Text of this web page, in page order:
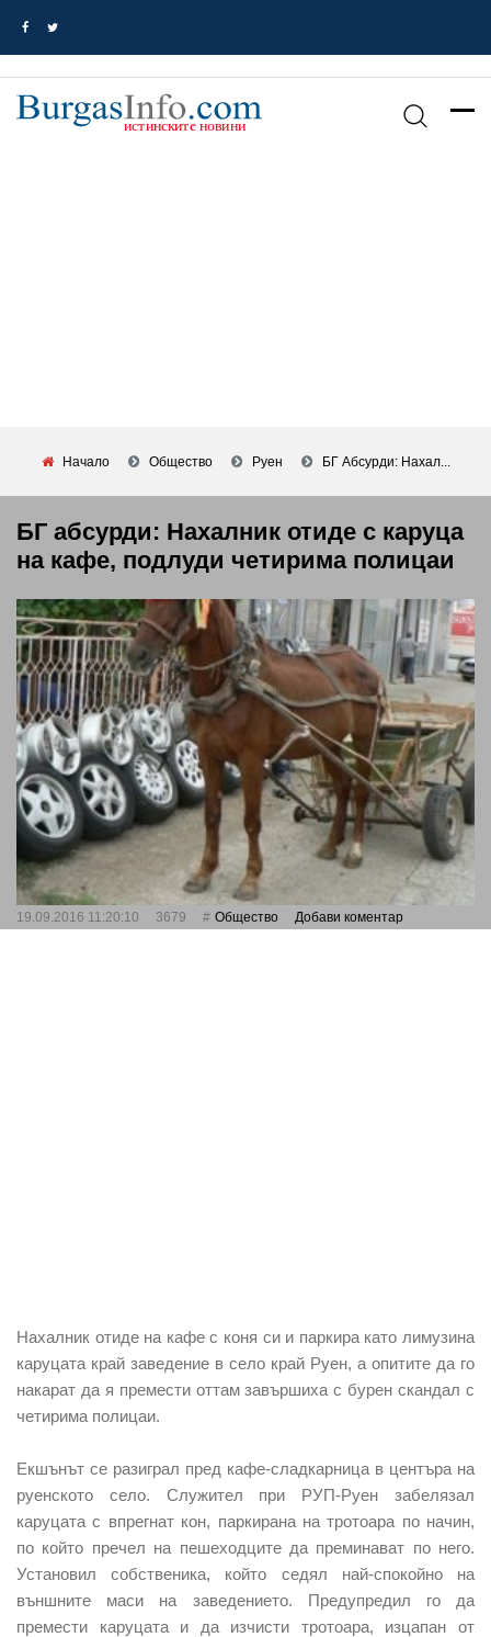
Начало Общество Руен БГ Абсурди: Нахал...
БГ абсурди: Нахалник отиде с каруца
на кафе, подлуди четирима полицаи
19.09.2016 11:20:10 3679 Общество Добави коментар
Нахалник отиде на кафе с коня си и паркира като лимузина
каруцата край заведение в село край Руен, а опитите да го
накарат да я премести оттам завършиха с бурен скандал с
четирима полицаи.
Екшънът се разиграл пред кафе-сладкарница в центъра на
руенското село. Служител при РУП-Руен забелязал
каруцата с впрегнат кон, паркирана на тротоара по начин,
по който пречел на пешеходците да преминават по него.
Установил собственика, който седял най-спокойно на
външните маси на заведението. Предупредил го да
премести каруцата и да изчисти тротоара, изцапан от